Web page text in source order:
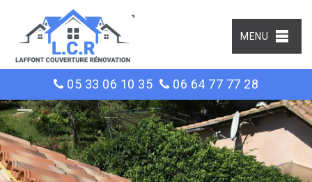
MENU
05 33 06 10 35 06 64 77 77 28